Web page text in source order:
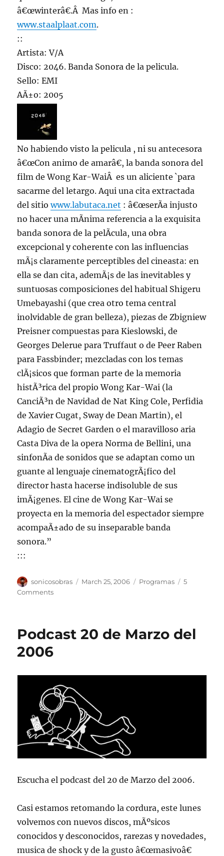
â€œwinterâ€.Â Mas info en :
www.staalplaat.com.
::
Artista: V/A
Disco: 2046. Banda Sonora de la pelicula.
Sello: EMI
AÃ±o: 2005
No habiendo visto la pelicula , ni su antecesora
â€œCon animo de amarâ€, la banda sonora del
film de Wong Kar-WaiÂ es un aliciente `para
sacarme del letargo. Aqui una cita extractada
del sitiowww.labutaca.net : â€œserÃ­a injusto
no hacer una mÃ­nima referencia a la exquisita
banda sonora de la pelÃ­cula, una obra
excepcional y coherente con las influencias
mÃ¡s claramente perceptibles del cineasta: en
ella se dan cita, ademÃ¡s de las inevitables y
suntuosas composiciones del habitual Shigeru
Umebayashi (que crea otro tema central
inolvidable de gran belleza), piezas de Zbigniew
Preisner compuestas para Kieslowski, de
Georges Delerue para Truffaut o de Peer Raben
para Fassbinder; mezcladas con los temas
clÃ¡sicos que forman parte de la memoria
histÃ³rica del propio Wong Kar-Wai (la
CanciÃ³n de Navidad de Nat King Cole, Perfidia
de Xavier Cugat, Sway de Dean Martin), el
Adagio de Secret Garden o el maravilloso aria
Casta Diva de la opera Norma de Bellini, una
sinfonÃ­a de sonidos que se adaptan como un
guante al lenguaje cinematogrÃ¡fico del
director hasta hacerse indisoluble de sus
imÃ¡genes. El cine de Wong Kar-Wai se
proyecta en la memoria del espectador siempre
acompaÃ±ado de su inseparable banda
sonora.”
:::
Author
sonicosobras
Posted
March 25, 2006 Categories
Programas
5
Commentson
Marzo,
fm,
hrs
Podcast 20 de Marzo del
2006
Escucha el podcast del 20 de Marzo del 2006.
Casi estamos retomando la cordura, este lunes
volvemos con nuevos discos, mÃºsicos
conocidos y desconocidos, rarezas y novedades,
musica de shock y de la gusto â€œmasivoâ€